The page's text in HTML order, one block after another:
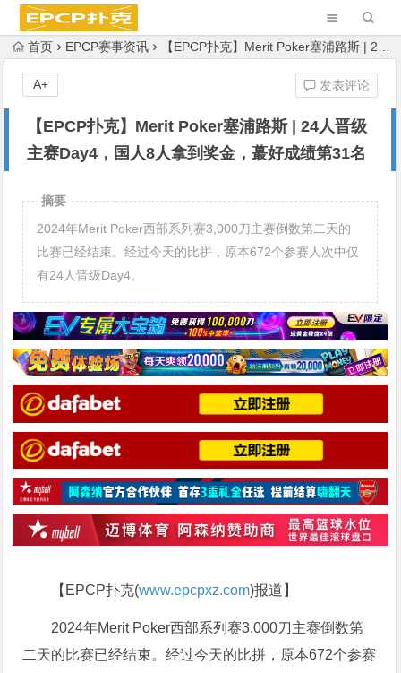
首页 EPCP赛事资讯 【EPCP扑克】Merit Poker塞浦路斯 | 24人晋级主赛Day4，国人8人拿到奖金，蕞好成绩第31名
【EPCP扑克】Merit Poker塞浦路斯 | 24人晋级
主赛Day4，国人8人拿到奖金，蕞好成绩第31名
发表评论
A+
摘要
2024年Merit Poker西部系列赛3,000刀主赛倒数第二天的
比赛已经结束。经过今天的比拼，原本672个参赛人次中仅
有24人晋级Day4。
【EPCP扑克(www.epcpxz.com)报道】
2024年Merit Poker西部系列赛3,000刀主赛倒数第
二天的比赛已经结束。经过今天的比拼，原本672个参赛